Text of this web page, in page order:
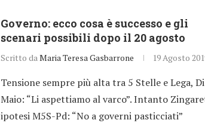
Governo: ecco cosa è successo e gli
scenari possibili dopo il 20 agosto
Scritto daMaria Teresa Gasbarrone 19 Agosto
Tensione sempre più alta tra 5 Stelle e Lega, Di
Maio: “Li aspettiamo al varco”. Intanto
ipotesi M5S-Pd: “No a governi pasticciati”